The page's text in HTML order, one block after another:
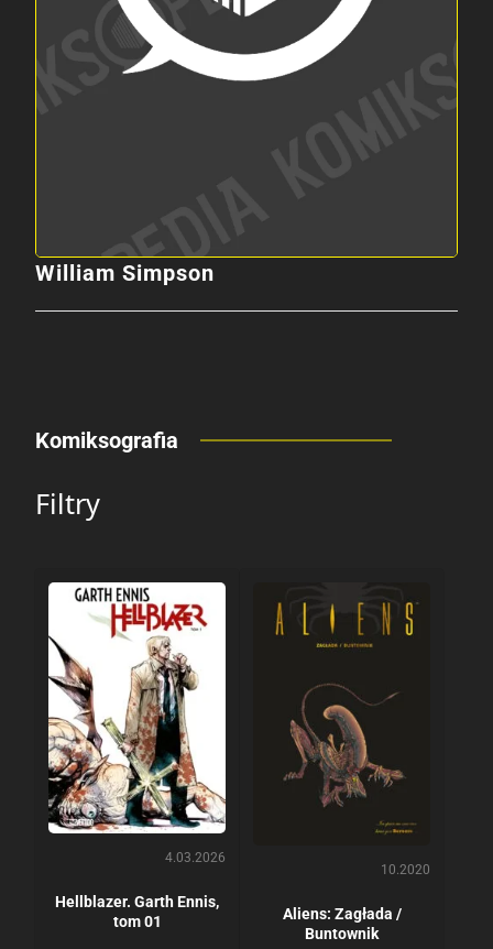
William Simpson
Komiksografia
Filtry
4.03.2026
Hellblazer. Garth Ennis,
tom 01
10.2020
Aliens: Zagłada /
Buntownik